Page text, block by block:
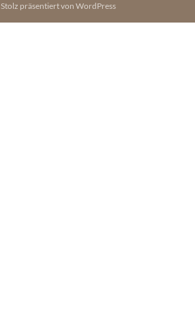
Stolz präsentiert von WordPress